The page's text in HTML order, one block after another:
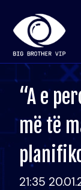
“A e
më të
21:35